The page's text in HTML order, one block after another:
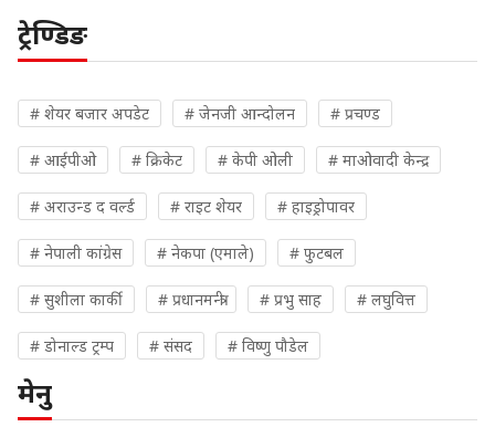
ट्रेण्डिङ
# शेयर बजार अपडेट # जेनजी आन्दोलन # प्रचण्ड
# आईपीओ # क्रिकेट # केपी ओली # माओवादी केन्द्र
# अराउन्ड द वर्ल्ड # राइट शेयर # हाइड्रोपावर
# नेपाली कांग्रेस # नेकपा (एमाले) # फुटबल
# सुशीला कार्की # प्रधानमन्त्री # प्रभु साह # लघुवित्त
# डोनाल्ड ट्रम्प # संसद # विष्णु पौडेल
मेनु